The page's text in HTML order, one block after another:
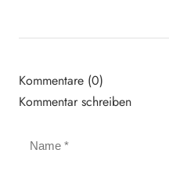
Kommentare (0)
Kommentar schreiben